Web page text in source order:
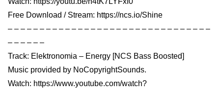
Free Download / Stream: https://ncs.io/Shine
– – – – – – – – – – – – – – – – – – – – – – – – – – – – – – – –
– – – – – –
Track: Elektronomia – Energy [NCS Bass Boosted]
Music provided by NoCopyrightSounds.
Watch: https://www.youtube.com/watch?